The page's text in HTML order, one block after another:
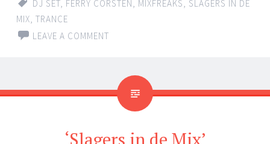
DJ SET, FERRY CORSTEN, MIXFREAKS, SLAGERS IN DE
MIX, TRANCE
LEAVE A COMMENT
‘Slagers in de Mix’